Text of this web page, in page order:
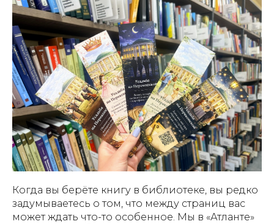
Когда вы берёте книгу в библиотеке, вы редко
задумываетесь о том, что между страниц вас
может ждать что-то особенное. Мы в «Атланте»